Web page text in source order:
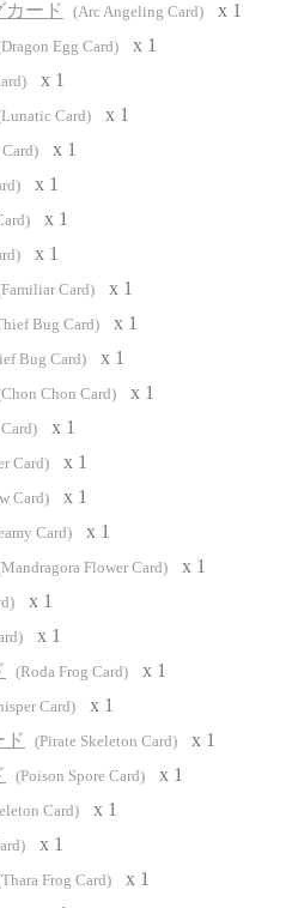
カード
(Arc Angeling Card)
x 1
Egg Card)
x 1
x 1
Card)
x 1
Card)
x 1
x 1
x 1
x 1
Card)
x 1
Bug Card)
x 1
Bug Card)
x 1
Chon Card)
x 1
x 1
Card)
x 1
Card)
x 1
Card)
x 1
Flower Card)
x 1
x 1
x 1
(Roda Frog Card)
x 1
Card)
x 1
ド
(Pirate Skeleton Card)
x 1
(Poison Spore Card)
x 1
Card)
x 1
x 1
Frog Card)
x 1